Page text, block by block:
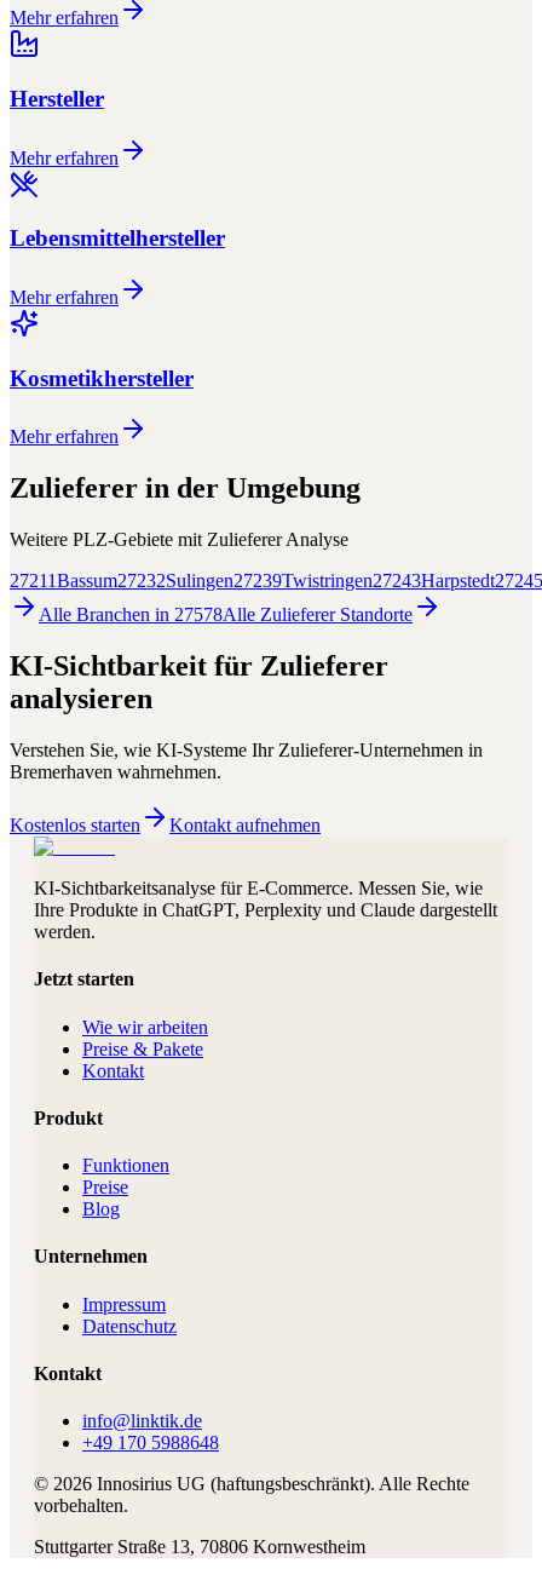
Mehr erfahren
Hersteller
Mehr erfahren
Lebensmittelhersteller
Mehr erfahren
Kosmetikhersteller
Mehr erfahren
Zulieferer in der Umgebung
Weitere PLZ-Gebiete mit ZuliefererAnalyse
27211Bassum27232Sulingen27239Twistringen27243Harpstedt27245
Alle Branchen in 27578Alle ZuliefererStandorte
KI-Sichtbarkeit für Zulieferer
analysieren
Verstehen Sie, wie KI-Systeme Ihr Zulieferer-Unternehmen in
Bremerhaven wahrnehmen.
Kostenlos starten Kontakt aufnehmen
KI-Sichtbarkeitsanalyse für E-Commerce. Messen Sie, wie
Ihre Produkte in ChatGPT, Perplexity und Claude dargestellt
werden.
Jetzt starten
Wie wir arbeiten
Preise & Pakete
Kontakt
Produkt
Funktionen
Preise
Blog
Unternehmen
Impressum
Datenschutz
Kontakt
info@linktik.de
+49 170 5988648
© 2026 Innosirius UG (haftungsbeschränkt). Alle Rechte
vorbehalten.
Stuttgarter Straße 13, 70806 Kornwestheim